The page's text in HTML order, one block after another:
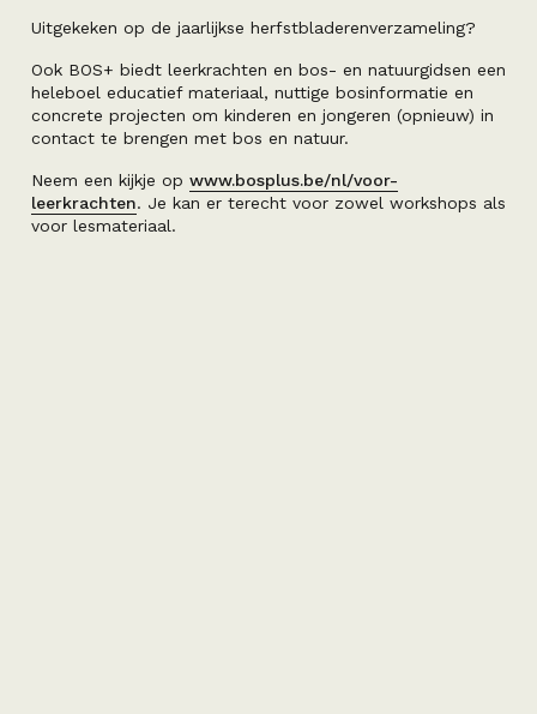
Uitgekeken op de jaarlijkse herfstbladerenverzameling?
Ook BOS+ biedt leerkrachten en bos- en natuurgidsen een
heleboel educatief materiaal, nuttige bosinformatie en
concrete projecten om kinderen en jongeren (opnieuw) in
contact te brengen met bos en natuur.
Neem een kijkje op www.bosplus.be/nl/voor-
leerkrachten. Je kan er terecht voor zowel workshops als
voor lesmateriaal.